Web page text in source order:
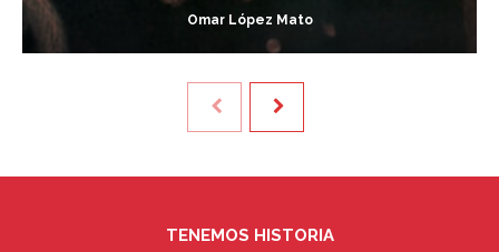
Omar López Mato
TENEMOS HISTORIA